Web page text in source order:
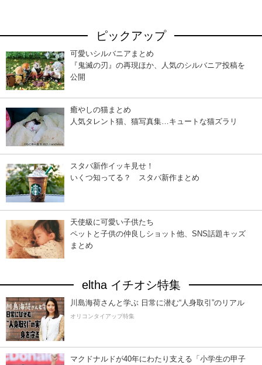
ピックアップ
可愛いシルバニアまとめ
『鬼滅の刃』の再現ほか、人気のシルバニア投稿を
公開
癒やしの猫まとめ
人気タレント猫、猫写真集…キュートな猫ズラリ
スタバ新作イッキ見せ！
いくつ知ってる？ スタバ新作まとめ
天使級に可愛い子供たち
ペットと子供の仲良しショット他、SNS話題キッズ
まとめ
eltha イチオシ特集
川島海荷さんと学ぶ 日常に潜む“人身取引”のリアル
オリコンタイアップ特集
マクドナルドが40年にわたり支える「小学生の甲子